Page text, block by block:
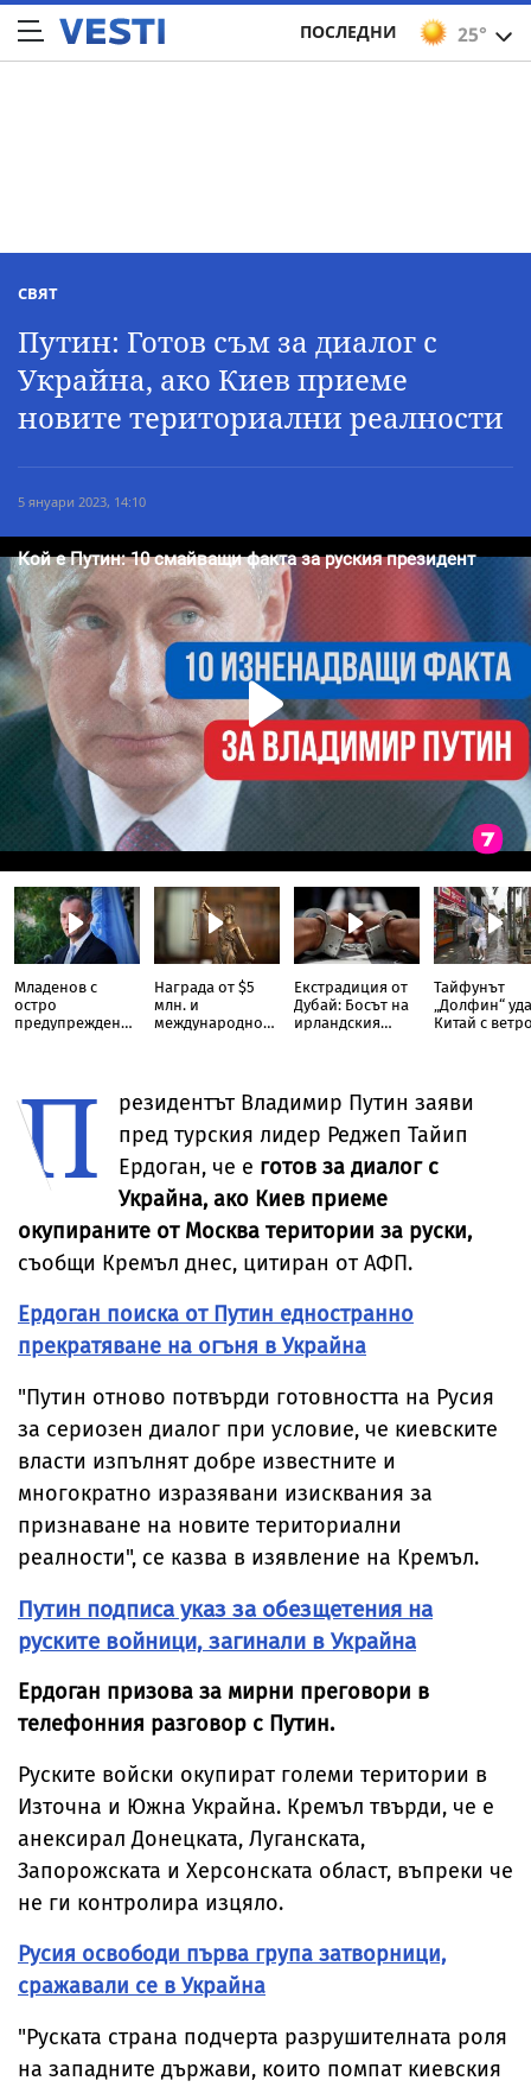
25°
ПОСЛЕДНИ
СВЯТ
Путин: Готов съм за диалог с
Украйна, ако Киев приеме
новите териториални реалности
5 януари 2023, 14:10
Младенов с
остро
предупреждение:
Награда от $5
млн. и
международно
картел се озова
в съда
Екстрадиция от
Дубай: Босът на
ирландския
Тайфунът
„Долфин“
Китай с
П
резидентът Владимир Путин заяви
пред турския лидер Реджеп Тайип
Ердоган, че е готов за диалог с
Украйна, ако Киев приеме
окупираните от Москва територии за руски,
съобщи Кремъл днес, цитиран от АФП.
Ердоган поиска от Путин едностранно
прекратяване на огъня в Украйна
"Путин отново потвърди готовността на Русия
за сериозен диалог при условие, че киевските
власти изпълнят добре известните и
многократно изразявани изисквания за
признаване на новите териториални
реалности", се казва в изявление на Кремъл.
Путин подписа указ за обезщетения на
руските войници, загинали в Украйна
Ердоган призова за мирни преговори в
телефонния разговор с Путин.
Руските войски окупират големи територии в
Източна и Южна Украйна. Кремъл твърди, че е
анексирал Донецката, Луганската,
Запорожската и Херсонската област, въпреки че
не ги контролира изцяло.
Русия освободи първа група затворници,
сражавали се в Украйна
"Руската страна подчерта разрушителната роля
на западните държави, които помпат киевския